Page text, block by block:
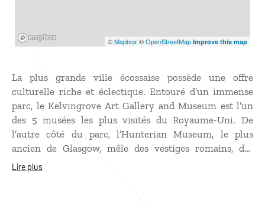
©Mapbox ©OpenStreetMap Improve this map
La plus grande ville écossaise possède une offre
culturelle riche et éclectique. Entouré d’un immense
parc, le Kelvingrove Art Gallery and Museum est l’un
des 5 musées les plus visités du Royaume-Uni. De
l’autre côté du parc, l’Hunterian Museum, le plus
ancien de Glasgow, mêle des vestiges romains, des
objets rapportés de voyages ainsi que des œuvres de
Lire plus